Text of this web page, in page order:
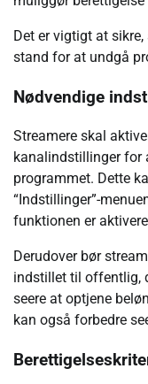
Det er vigtigt at
stand for at undgå
Nødvendige
Streamere skal
kanalindstillinger for
programmet. Dette
“Indstillinger”-
funktionen er
Derudover bør
indstillet til offentlig,
seere at optjene
kan også forbedre